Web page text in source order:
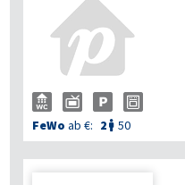
FeWo ab €: 2  50